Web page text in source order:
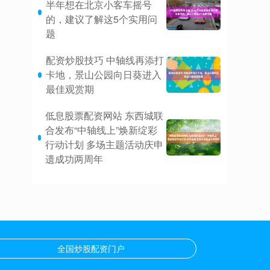
半年想在北京小客车摇号
的，建议了解这5个实用问
题
配资炒股技巧 中轴线再添打
卡地，景山公园向日葵进入
最佳观赏期
低息股票配资网站 东西城联
合发布“中轴线上”焕新绽彩
行动计划 多场主题活动庆申
遗成功两周年
全国炒股配资门户